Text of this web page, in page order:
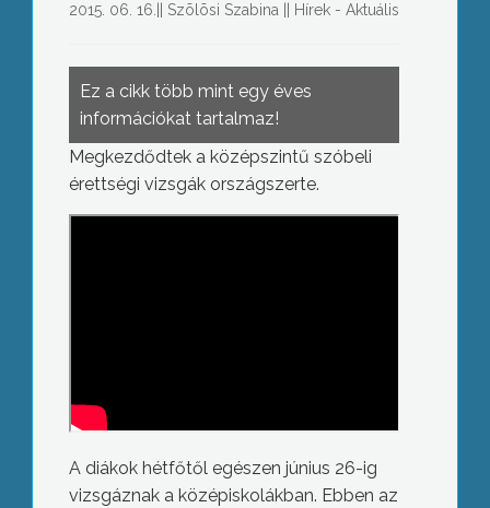
2015. 06. 16. Szõlõsi Szabina Hírek - Aktuális
Ez a cikk több mint egy éves
információkat tartalmaz!
Megkezdődtek a középszintű szóbeli
érettségi vizsgák országszerte.
A diákok hétfőtől egészen június 26-ig
vizsgáznak a középiskolákban. Ebben az